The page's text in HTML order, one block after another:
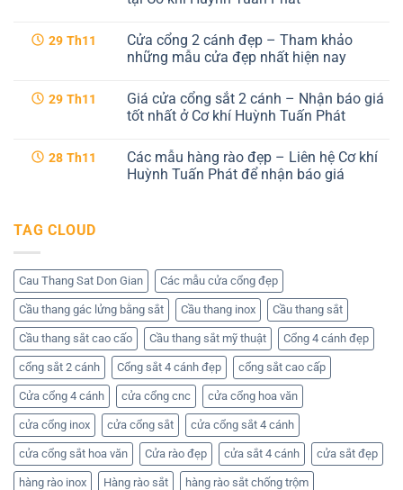
ở
sắt
cnc
4
đại
tại
Cơ
Tuấn
Phát
bình
luận
ở
cnc
4
cánh
vụ
tốt
nhất
29 Th11
Cửa cổng 2 cánh đẹp – Tham khảo
những mẫu cửa đẹp nhất hiện nay
bình
luận
ở
2
cánh
đẹp
nhất
hiện
nay
29 Th11
Giá cửa cổng sắt 2 cánh – Nhận báo giá
tốt nhất ở Cơ khí Huỳnh Tuấn Phát
bình
luận
ở
Nhận
báo
giá
tốt
nhất
ở
Cơ
khí
Huỳnh
Tuấn
Phát
28 Th11
Các mẫu hàng rào đẹp – Liên hệ Cơ khí
Huỳnh Tuấn Phát để nhận báo giá
hàng
rào
đẹp
–
Liên
hệ
Cơ
khí
Huỳnh
Tuấn
Phát
để
nhận
báo
giá
TAG CLOUD
Cau Thang Sat Don Gian Các mẫu cửa cổng đẹp
Cầu thang gác lửng bằng sắt Cầu thang inox Cầu thang sắt
Cầu thang sắt cao cấo Cầu thang sắt mỹ thuật Cổng 4 cánh đẹp
cổng sắt 2 cánh Cổng sắt 4 cánh đẹp cổng sắt cao cấp
Cửa cổng 4 cánh cửa cổng cnc cửa cổng hoa văn
cửa cổng inox cửa cổng sắt cửa cổng sắt 4 cánh
cửa cổng sắt hoa văn Cửa rào đẹp cửa sắt 4 cánh cửa sắt đẹp
hàng rào inox Hàng rào sắt hàng rào sắt chống trộm